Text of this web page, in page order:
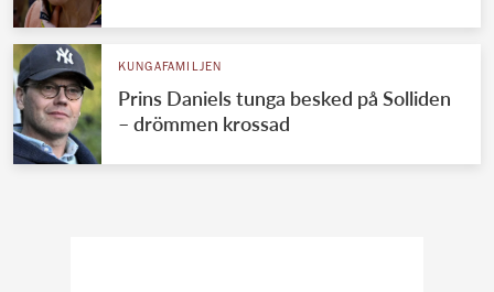
KUNGAFAMILJEN
Prins Daniels tunga besked på Solliden
– drömmen krossad